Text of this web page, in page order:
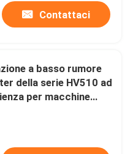
Contattaci
a basso rumore
della serie HV510 ad
per macchine
di precisione